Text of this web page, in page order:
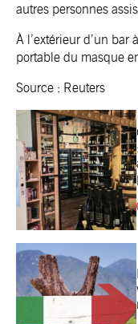
autres personnes
À l’extérieur d’un
portable du masque
Source : Reuters